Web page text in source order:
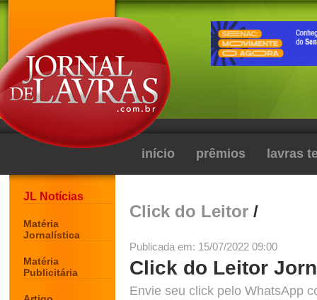
início prêmios lavras
JL Notícias
Matéria
Jornalística
Matéria
Publicitária
Click do Leitor /
Publicada em: 15/07/2022 09:00
Click do Leitor
Envie seu click pelo WhatsApp